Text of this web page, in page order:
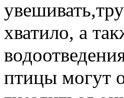
хватило, а
птицы могут